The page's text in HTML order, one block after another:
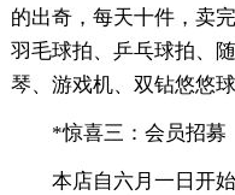
的出奇，每天十件，卖
羽毛球拍、乒乓球拍、
琴、游戏机、双钻悠悠
*惊喜三：会员招募
本店自六月一日开